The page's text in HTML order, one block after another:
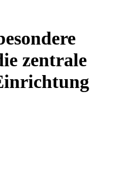
zentrale